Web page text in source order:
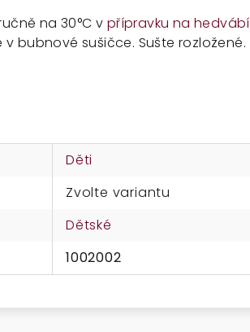
na 30°C v přípravku na hedvábí
bubnové sušičce. Sušte rozložené.
Děti
Zvolte variantu
Dětské
1002002